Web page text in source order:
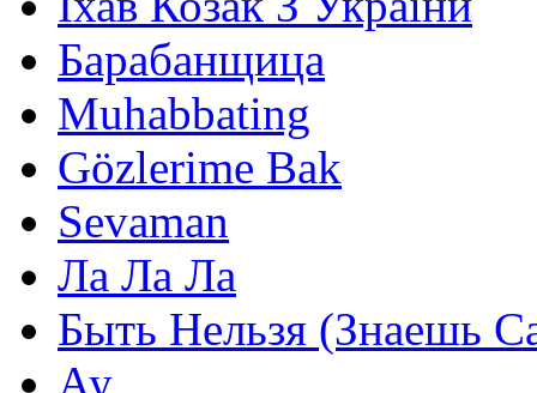
Барабанщица
Muhabbating
Gözlerime Bak
Sevaman
Ла Ла Ла
Быть Нельзя (Знаешь